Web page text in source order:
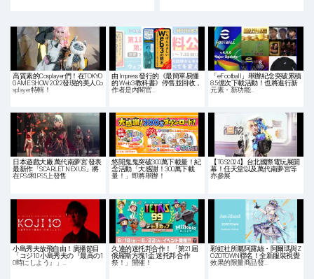
高質素的Cosplayer們！在TOKYO
GAME SHOW 2022發現的美人Co
splayer特輯！
由 Impress 發行的《最簡單易懂
的 Web3 教科書》停售並回收，
作者是內閣官…
「eFootball」舉辦紀念突破累積
8.5億次下載活動！也將進行新
元素・新功能…
日本遊戲大廠 萬代南夢宮 發表
最新作「SCARLET NEXUS」將
在PS4和PS5上發售
悠閒鬼鬼突破300萬下載量！紀
念活動「大感謝！300萬下載
量！」即將舉辦！
【TGS2024】台北國際電玩展開
幕！任天堂以及萬代南夢宮等
亦參展
小島秀夫放飛自由！廣播節目
「コジ10 小島秀夫の『最高の1
0時にしよう』」…
久違的迷托邦合作！「第21屆
俄羅斯方塊1盃 迷托邦 合作
祭！」開催！
彩虹社所屬阿露絲・阿爾瑪與Z
OZOTOWN聯名！全新服裝視覺
效果的限量商品發…